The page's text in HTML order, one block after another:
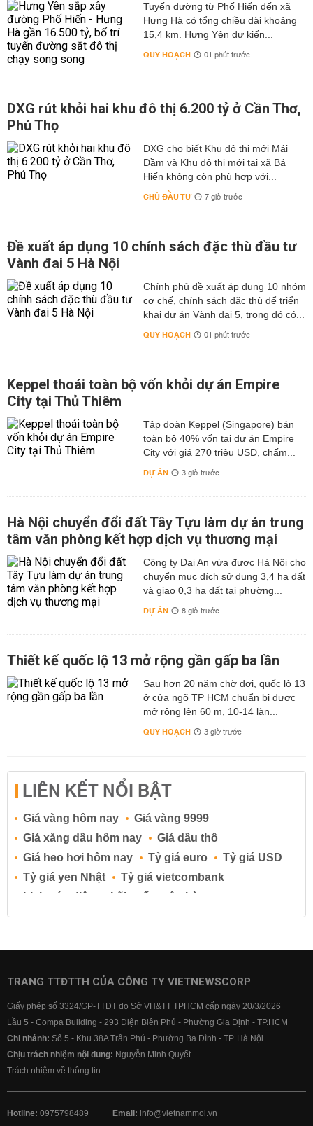
Tuyến đường từ Phố Hiến đến xã
Hưng Hà có tổng chiều dài khoảng
15,4 km. Hưng Yên dự kiến...
QUY HOẠCH 01 phút trước
DXG rút khỏi hai khu đô thị 6.200 tỷ ở Cần Thơ,
Phú Thọ
DXG cho biết Khu đô thị mới Mái
Dầm và Khu đô thị mới tại xã Bá
Hiến không còn phù hợp với...
CHỦ ĐẦU TƯ 7 giờ trước
Đề xuất áp dụng 10 chính sách đặc thù đầu tư
Vành đai 5 Hà Nội
Chính phủ đề xuất áp dụng 10 nhóm
cơ chế, chính sách đặc thù để triển
khai dự án Vành đai 5, trong đó có...
QUY HOẠCH 01 phút trước
Keppel thoái toàn bộ vốn khỏi dự án Empire
City tại Thủ Thiêm
Tập đoàn Keppel (Singapore) bán
toàn bộ 40% vốn tại dự án Empire
City với giá 270 triệu USD, chấm...
DỰ ÁN 3 giờ trước
Hà Nội chuyển đổi đất Tây Tựu làm dự án trung
tâm văn phòng kết hợp dịch vụ thương mại
Công ty Đại An vừa được Hà Nội cho
chuyển mục đích sử dụng 3,4 ha đất
và giao 0,3 ha đất tại phường...
DỰ ÁN 8 giờ trước
Thiết kế quốc lộ 13 mở rộng gần gấp ba lần
Sau hơn 20 năm chờ đợi, quốc lộ 13
ở cửa ngõ TP HCM chuẩn bị được
mở rộng lên 60 m, 10-14 làn...
QUY HOẠCH 3 giờ trước
LIÊN KẾT NỔI BẬT
Giá vàng hôm nay
Giá vàng 9999
Giá xăng dầu hôm nay
Giá dầu thô
Giá heo hơi hôm nay
Tỷ giá euro
Tỷ giá USD
Tỷ giá yen Nhật
Tỷ giá vietcombank
Lịch cúp điện
Lãi suất ngân hàng
Lãi suất tiết kiệm
Lãi suất tiền gửi
Lãi suất ngân hàng BIDV
Lãi suất ngân hàng Vietcombank
TRANG TTĐTTH CỦA CÔNG TY VIETNEWSCORP
Giấy phép số 3324/GP-TTĐT do Sở VH&TT TPHCM cấp ngày 20/3/2026
Lầu 5 - Compa Building - 293 Điện Biên Phủ - Phường Gia Định - TP.HCM
Chi nhánh: Số 5 - Khu 38A Trần Phú - Phường Ba Đình - TP. Hà Nội
Chịu trách nhiệm nội dung: Nguyễn Minh Quyết
Trách nhiệm về thông tin
Hotline: 0975798489 Email: info@vietnammoi.vn